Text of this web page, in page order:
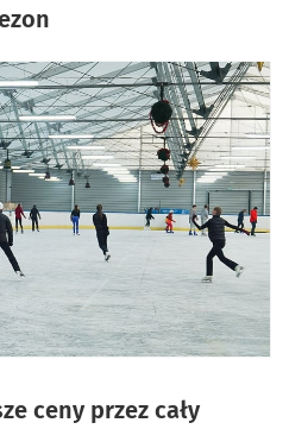
ceny przez cały